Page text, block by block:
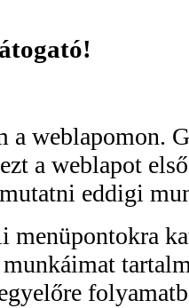
a weblapomon.
a weblapot
eddigi
menüpontokra